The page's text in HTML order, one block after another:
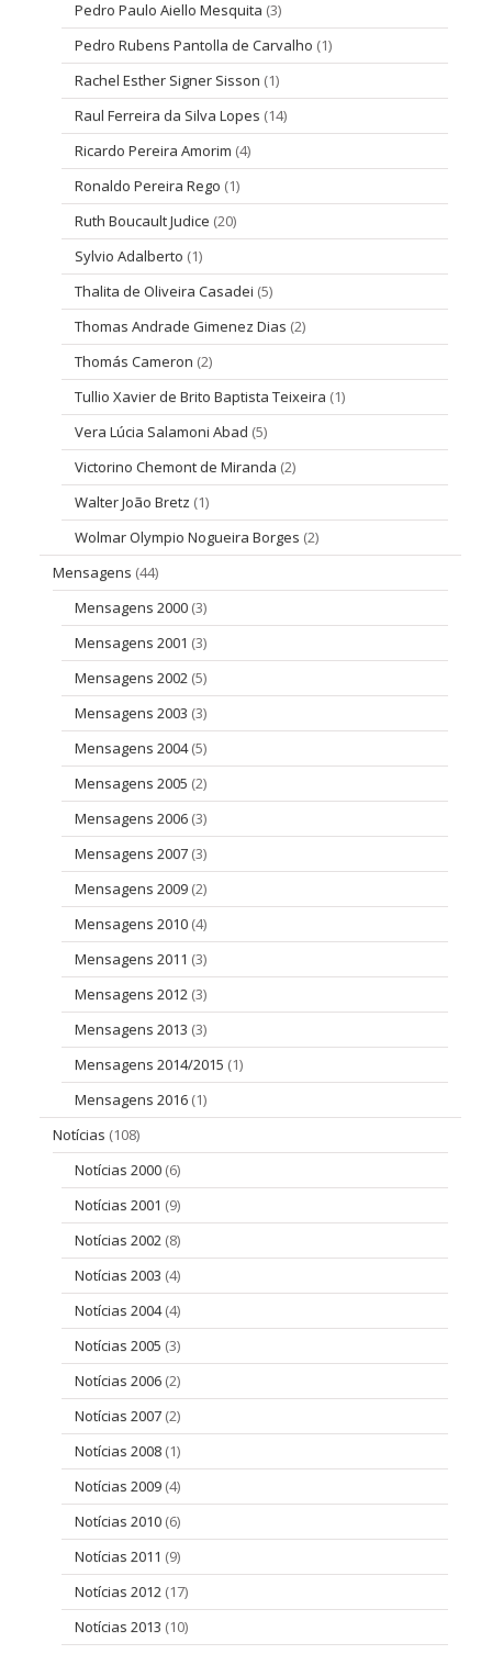
Pedro Paulo Aiello Mesquita (3)
Pedro Rubens Pantolla de Carvalho (1)
Rachel Esther Signer Sisson (1)
Raul Ferreira da Silva Lopes (14)
Ricardo Pereira Amorim (4)
Ronaldo Pereira Rego (1)
Ruth Boucault Judice (20)
Sylvio Adalberto (1)
Thalita de Oliveira Casadei (5)
Thomas Andrade Gimenez Dias (2)
Thomás Cameron (2)
Tullio Xavier de Brito Baptista Teixeira (1)
Vera Lúcia Salamoni Abad (5)
Victorino Chemont de Miranda (2)
Walter João Bretz (1)
Wolmar Olympio Nogueira Borges (2)
Mensagens (44)
Mensagens 2000 (3)
Mensagens 2001 (3)
Mensagens 2002 (5)
Mensagens 2003 (3)
Mensagens 2004(5)
Mensagens 2005 (2)
Mensagens 2006 (3)
Mensagens 2007 (3)
Mensagens 2009 (2)
Mensagens 2010 (4)
Mensagens 2011 (3)
Mensagens 2012 (3)
Mensagens 2013 (3)
Mensagens 2014/2015 (1)
Mensagens 2016 (1)
Notícias (108)
Notícias 2000 (6)
Notícias 2001 (9)
Notícias 2002 (8)
Notícias 2003 (4)
Notícias 2004(4)
Notícias 2005 (3)
Notícias 2006 (2)
Notícias 2007 (2)
Notícias 2008 (1)
Notícias 2009 (4)
Notícias 2010 (6)
Notícias 2011 (9)
Notícias 2012 (17)
Notícias 2013 (10)